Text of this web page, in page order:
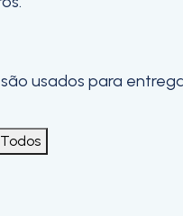
usados para